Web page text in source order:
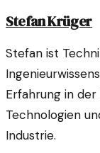
Stefan Krüger
Stefan ist
Erfahrung in
Technologien
Industrie.